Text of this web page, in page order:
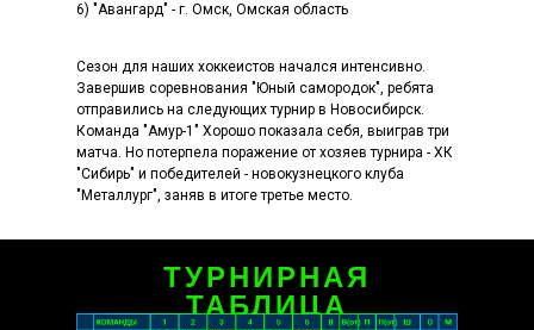
6) "Авангард" - г. Омск, Омская область
Сезон для наших хоккеистов начался интенсивно.
Завершив соревнования "Юный самородок", ребята
отправились на следующих турнир в Новосибирск.
Команда "Амур-1" Хорошо показала себя, выиграв три
матча. Но потерпела поражение от хозяев турнира - ХК
"Сибирь" и победителей - новокузнецкого клуба
"Металлург", заняв в итоге третье место.
ТУРНИРНАЯ
ТАБЛИЦА